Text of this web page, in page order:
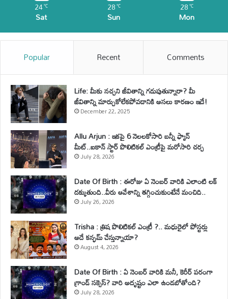
24℃
Sat
28℃
Sun
28℃
Mon
Popular Recent Comments
Life: మీకు నచ్చని జీవితాన్ని గడుపుతున్నారా? మీ
జీవితాన్ని మార్చుకోలేకపోవడానికి అసలు కారణం ఇదే!
December 22, 2025
Allu Arjun : ఇకపై 6 నెలలకోసారి బన్నీ ఫ్యాన్
మీట్..ఐకాన్ స్టార్ పొలిటికల్ ఎంట్రీపై మరోసారి చర్చ
July 28, 2026
Date Of Birth : ఈరోజు ఏ నెంబర్ వారికి ఎలాంటి లక్
దక్కుతుంది..వీరు ఆవేశాన్ని తగ్గించుకుంటేనే మంచిది..
July 26, 2026
Trisha : త్రిష పొలిటికల్ ఎంట్రీ ?.. మధురైలో పోస్టర్లు
అదే కన్ఫమ్ చేస్తున్నాయా?
August 4, 2026
Date Of Birth : ఏ నెంబర్ వారికి మనీ, కెరీర్ పరంగా
గ్రాండ్ సక్సెస్? వారి అదృష్టం ఎలా ఉండబోతోంది?
July 28, 2026